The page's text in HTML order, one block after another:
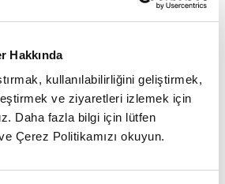
Hakkında
kullanılabilirliğini geliştirmek,
ve ziyaretleri izlemek için
Daha fazla bilgi için lütfen
Çerez Politikamızı okuyun.